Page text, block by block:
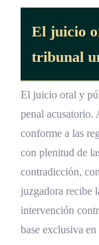
El juicio
tribunal
El juicio oral y
penal acusatorio.
conforme a las
con plenitud de
contradicción,
juzgadora recibe
intervención
base exclusiva